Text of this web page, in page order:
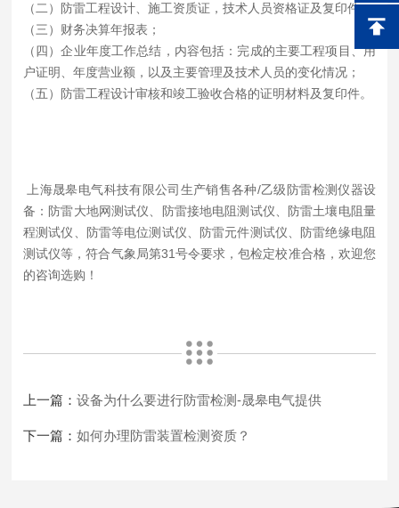
（二）防雷工程设计、施工资质证，技术人员资格证及复印件；
（三）财务决算年报表；
（四）企业年度工作总结，内容包括：完成的主要工程项目、用
户证明、年度营业额，以及主要管理及技术人员的变化情况；
（五）防雷工程设计审核和竣工验收合格的证明材料及复印件。
上海晟皋电气科技有限公司生产销售各种/乙级防雷检测仪器设
备：防雷大地网测试仪、防雷接地电阻测试仪、防雷土壤电阻量
程测试仪、防雷等电位测试仪、防雷元件测试仪、防雷绝缘电阻
测试仪等，符合气象局第31号令要求，包检定校准合格，欢迎您
的咨询选购！
上一篇：设备为什么要进行防雷检测-晟皋电气提供
下一篇：如何办理防雷装置检测资质？